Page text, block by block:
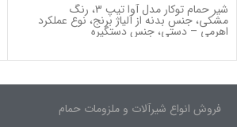
شیر حمام توکار مدل آوا تیپ 3، رنگ
مشکی، جنس بدنه از آلیاژ برنج، نوع عملکرد
اهرمی – دستی، جنس دستگیره
فروش انواع شیرآلات و ملزومات حمام